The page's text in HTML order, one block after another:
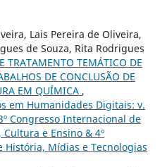
Lais Pereira de Oliveira,
de Souza, Rita Rodrigues
TRATAMENTO TEMÁTICO DE
DE CONCLUSÃO DE
EM QUÍMICA ,
em Humanidades Digitais: v.
Congresso Internacional de
e Ensino & 4º
História, Mídias e Tecnologias